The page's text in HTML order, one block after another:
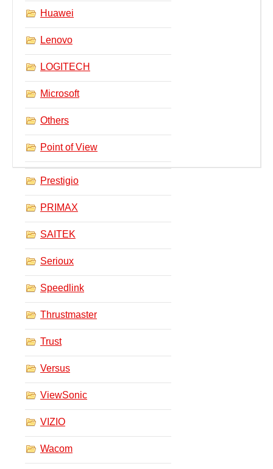
Huawei
Lenovo
LOGITECH
Microsoft
Others
Point of View
Prestigio
PRIMAX
SAITEK
Serioux
Speedlink
Thrustmaster
Trust
Versus
ViewSonic
VIZIO
Wacom